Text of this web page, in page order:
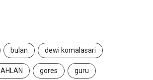
bulan dewi komalasari
gores guru